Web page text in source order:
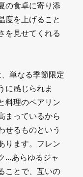
の食卓に寄り添
度を上げること
を見せてくれる
単なる季節限定
に感じられま
料理のペアリン
まっているから
せるものという
ります。フレン
…あらゆるジャ
ことで、互いの